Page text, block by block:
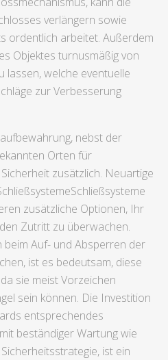
verlängern sowie
ordentlich arbeitet. Außerdem
Objektes turnusmäßig von
lassen, welche eventuelle
zur Verbesserung
nebst der
Orten für
zusätzlich. Neuartige
zusätzliche Optionen, Ihr
Zutritt zu überwachen.
beim Auf- und Absperren der
ist es bedeutsam, diese
sie meist Vorzeichen
sein können. Die Investition
entsprechendes
beständiger Wartung wie
ist ein